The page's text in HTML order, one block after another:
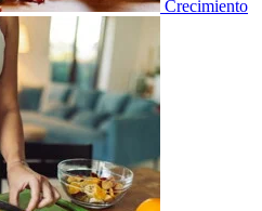
Crecimiento